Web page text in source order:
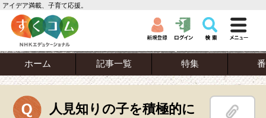
アイデア満載、子育て応援。
ホーム 記事一覧 特集
人見知りの子を積極的に